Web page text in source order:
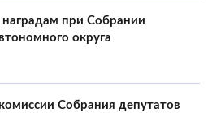
при Собрании
округа
Собрания депутатов